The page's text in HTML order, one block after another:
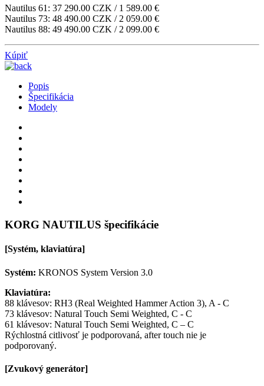
Nautilus 61: 37 290.00 CZK / 1 589.00 €
Nautilus 73: 48 490.00 CZK / 2 059.00 €
Nautilus 88: 49 490.00 CZK / 2 099.00 €
Kúpiť
Popis
Špecifikácia
Modely
KORG NAUTILUS špecifikácie
[Systém, klaviatúra]
Systém: KRONOS System Version 3.0
Klaviatúra:
88 klávesov: RH3 (Real Weighted Hammer Action 3), A - C
73 klávesov: Natural Touch Semi Weighted, C - C
61 klávesov: Natural Touch Semi Weighted, C – C
Rýchlostná citlivosť je podporovaná, after touch nie je
podporovaný.
[Zvukový generátor]